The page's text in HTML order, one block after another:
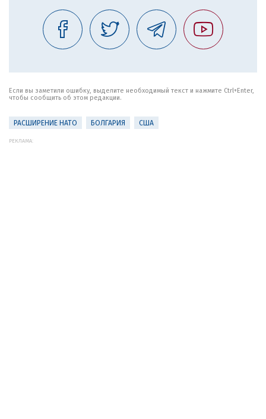
Если вы заметили ошибку, выделите необходимый текст и нажмите Ctrl+Enter,
чтобы сообщить об этом редакции.
РАСШИРЕНИЕ НАТО БОЛГАРИЯ США
РЕКЛАМА: